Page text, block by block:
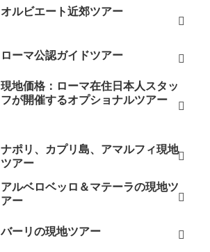
オルビエート近郊ツアー
ローマ公認ガイドツアー
現地価格：ローマ在住日本人スタッ
フが開催するオプショナルツアー
ナポリ、カプリ島、アマルフィ現地
ツアー
アルベロベッロ＆マテーラの現地ツ
アー
バーリの現地ツアー